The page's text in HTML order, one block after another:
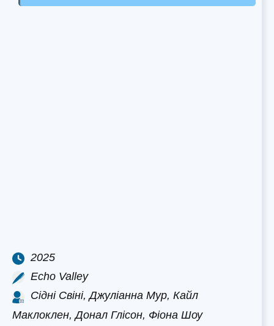
2025
Echo Valley
Сідні Свіні, Джуліанна Мур, Кайл
Маклоклен, Донал Глісон, Фіона Шоу